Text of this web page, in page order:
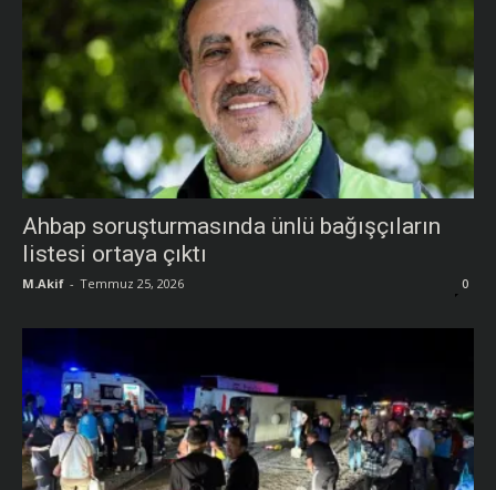
Ahbap soruşturmasında ünlü bağışçıların
listesi ortaya çıktı
M.Akif - Temmuz 25, 2026 0